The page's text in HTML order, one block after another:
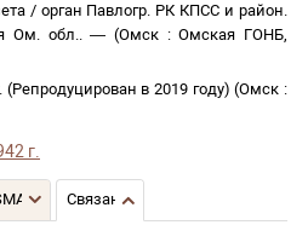
/ орган Павлогр. РК КПСС и район.
Ом. обл.. — (Омск : Омская ГОНБ,
(Репродуцирован в 2019 году)(Омск :
г.
Связанные записи